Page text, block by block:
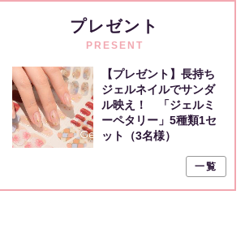
プレゼント
PRESENT
【プレゼント】長持ち
ジェルネイルでサンダ
ル映え！ 「ジェルミ
ーペタリー」5種類1セ
ット（3名様）
一覧